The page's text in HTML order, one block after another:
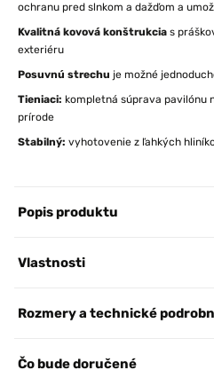
ochranu pred slnkom a dažďom a
Kvalitná kovová konštrukcia s
exteriéru
Posuvnú strechu je možné
Tieniaci: kompletná súprava pavilónu
prírode
Stabilný: vyhotovenie z ľahkých
Popis produktu
Vlastnosti
Rozmery a technické
Čo bude doručené